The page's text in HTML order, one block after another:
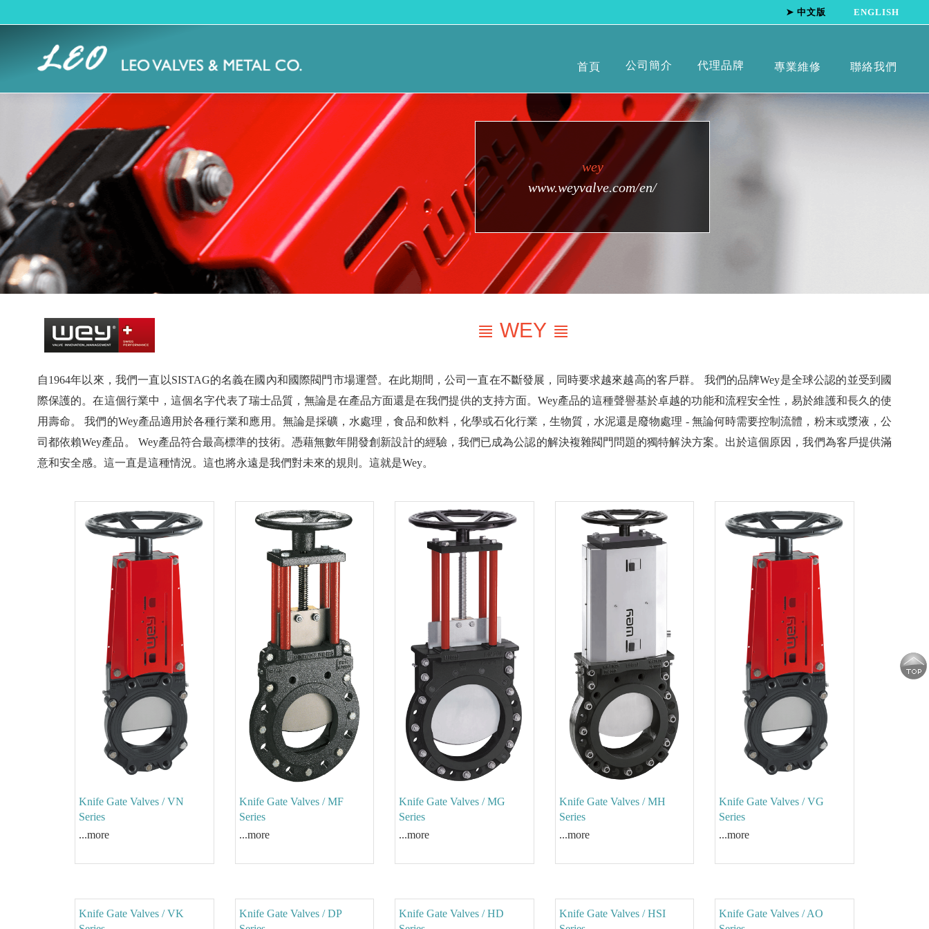
➤ 中文版 ENGLISH
首頁 公司簡介 代理品牌 專業維修 聯絡我們
wey
www.weyvalve.com/en/
≣ WEY ≣
自1964年以來，我們一直以SISTAG的名義在國內和國際閥門市場運營。在此期間，公司一直在不斷發展，同時要求越來越高的客戶群。 我們的品牌Wey是全球公認的並受到國
際保護的。在這個行業中，這個名字代表了瑞士品質，無論是在產品方面還是在我們提供的支持方面。Wey產品的這種聲譽基於卓越的功能和流程安全性，易於維護和長久的使
用壽命。 我們的Wey產品適用於各種行業和應用。無論是採礦，水處理，食品和飲料，化學或石化行業，生物質，水泥還是廢物處理 - 無論何時需要控制流體，粉末或漿液，公
司都依賴Wey產品。 Wey產品符合最高標準的技術。憑藉無數年開發創新設計的經驗，我們已成為公認的解決複雜閥門問題的獨特解決方案。出於這個原因，我們為客戶提供滿
意和安全感。這一直是這種情況。這也將永遠是我們對未來的規則。這就是Wey。
Knife Gate Valves / VN
Series
...more
Knife Gate Valves / MF
Series
...more
Knife Gate Valves / MG
Series
...more
Knife Gate Valves / MH
Series
...more
Knife Gate Valves / VG
Series
...more
Knife Gate Valves / AO